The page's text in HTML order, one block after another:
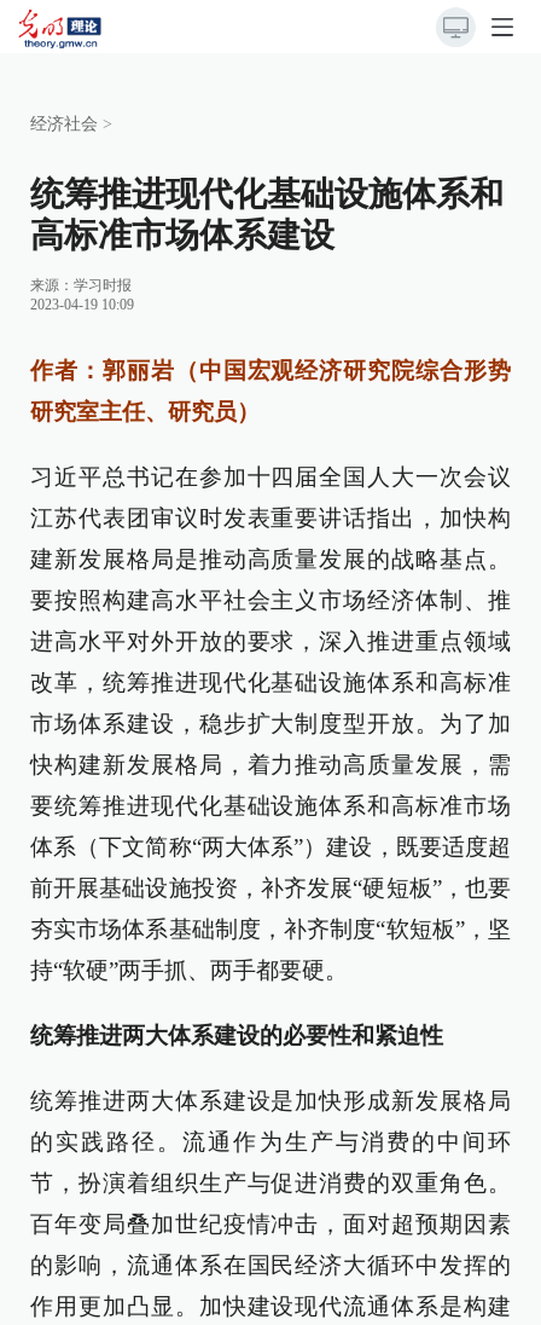
经济社会 >
统筹推进现代化基础设施体系和
高标准市场体系建设
来源： 学习时报
2023-04-19 10:09
作者：郭丽岩（中国宏观经济研究院综合形势
研究室主任、研究员）
习近平总书记在参加十四届全国人大一次会议
江苏代表团审议时发表重要讲话指出，加快构
建新发展格局是推动高质量发展的战略基点。
要按照构建高水平社会主义市场经济体制、推
进高水平对外开放的要求，深入推进重点领域
改革，统筹推进现代化基础设施体系和高标准
市场体系建设，稳步扩大制度型开放。为了加
快构建新发展格局，着力推动高质量发展，需
要统筹推进现代化基础设施体系和高标准市场
体系（下文简称“两大体系”）建设，既要适度超
前开展基础设施投资，补齐发展“硬短板”，也要
夯实市场体系基础制度，补齐制度“软短板”，坚
持“软硬”两手抓、两手都要硬。
统筹推进两大体系建设的必要性和紧迫性
统筹推进两大体系建设是加快形成新发展格局
的实践路径。流通作为生产与消费的中间环
节，扮演着组织生产与促进消费的双重角色。
百年变局叠加世纪疫情冲击，面对超预期因素
的影响，流通体系在国民经济大循环中发挥的
作用更加凸显。加快建设现代流通体系是构建